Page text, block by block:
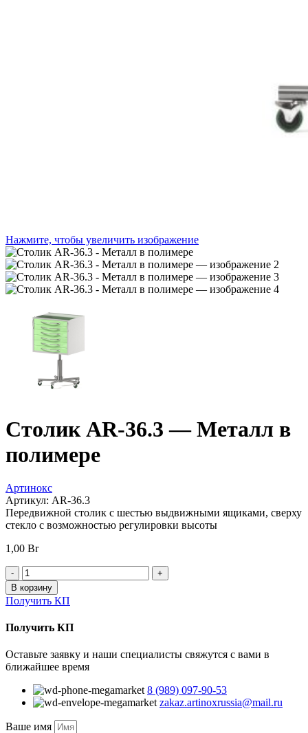
Нажмите, чтобы увеличить изображение
Столик AR-36.3 — Металл в
полимере
Артинокс
Артикул: AR-36.3
Передвижной столик с шестью выдвижными ящиками, сверху
стекло с возможностью регулировки высоты
1,00 Br
Количество
товара
Столик
AR-
-
в
полимере
В корзину
Получить КП
Получить КП
Оставьте заявку и наши специалисты свяжутся с вами в
ближайшее время
8 (989) 097-90-53
zakaz.artinoxrussia@mail.ru
Ваше имя